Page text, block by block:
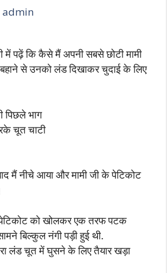
admin
में पढ़ें कि कैसे मैं अपनी सबसे छोटी मामी
से उनको लंड दिखाकर चुदाई के लिए
पिछले भाग
चूत चाटी
मैं नीचे आया और मामी जी के पेटिकोट
पेटिकोट को खोलकर एक तरफ पटक
बिल्कुल नंगी पड़ी हुई थी.
लंड चूत में घुसने के लिए तैयार खड़ा